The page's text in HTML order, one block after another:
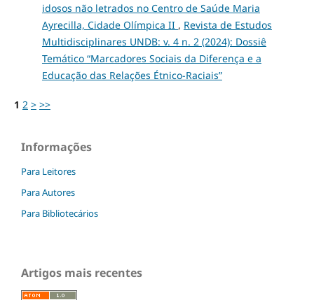
idosos não letrados no Centro de Saúde Maria
Ayrecilla, Cidade Olímpica II , Revista de Estudos
Multidisciplinares UNDB: v. 4 n. 2 (2024): Dossiê
Temático “Marcadores Sociais da Diferença e a
Educação das Relações Étnico-Raciais”
1 2 > >>
Informações
Para Leitores
Para Autores
Para Bibliotecários
Artigos mais recentes